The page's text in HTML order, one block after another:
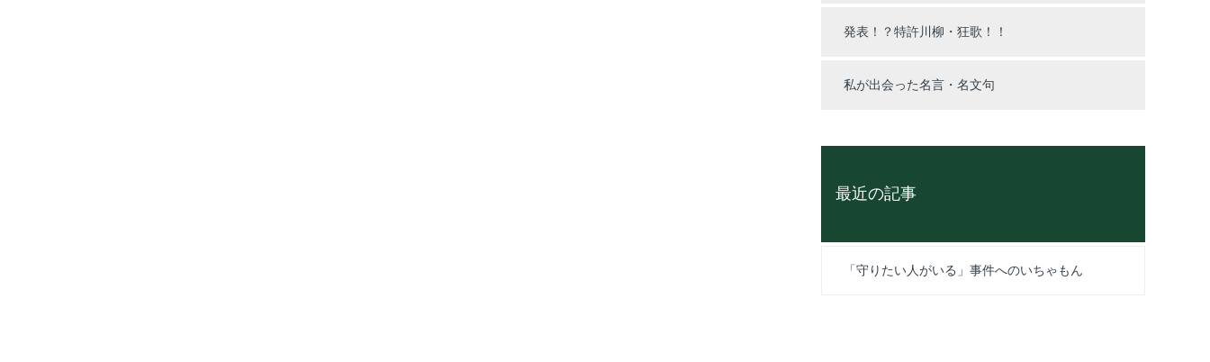
発表！？特許川柳・狂歌！！
私が出会った名言・名文句
最近の記事
「守りたい人がいる」事件へのいちゃもん